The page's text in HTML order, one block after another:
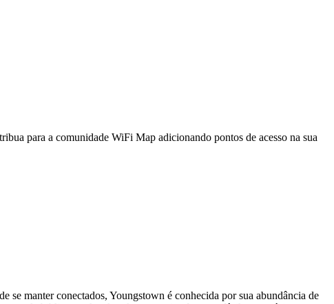
para a comunidade WiFi Map adicionando pontos de acesso na sua
se manter conectados, Youngstown é conhecida por sua abundância de